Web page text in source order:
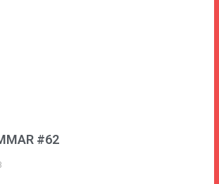
#62